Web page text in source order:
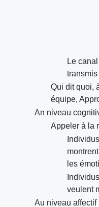
Le
transmis
Qui dit quoi,
équipe,
An niveau
Appeler à la
les
veulent
Au niveau affectif